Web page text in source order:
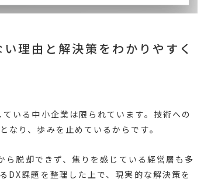
理由と解決策をわかりやすく
いる中小企業は限られています。技術への
となり、歩みを止めているからです。
脱却できず、焦りを感じている経営層も多
DX課題を整理した上で、現実的な解決策を